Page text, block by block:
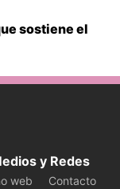
sostiene el
y Redes
web
Contacto